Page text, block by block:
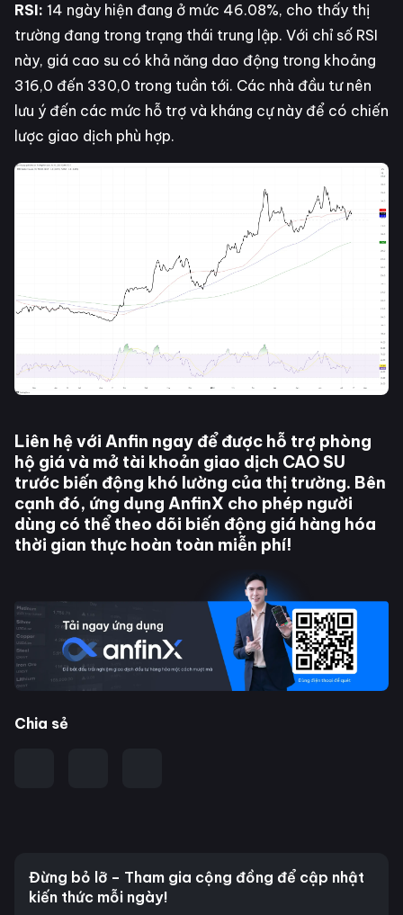
RSI: 14 ngày hiện đang ở mức 46.08%, cho thấy thị
trường đang trong trạng thái trung lập. Với chỉ số RSI
này, giá cao su có khả năng dao động trong khoảng
316,0 đến 330,0 trong tuần tới. Các nhà đầu tư nên
lưu ý đến các mức hỗ trợ và kháng cự này để có chiến
lược giao dịch phù hợp.
Liên hệ với Anfin ngay để được hỗ trợ phòng
hộ giá và mở tài khoản giao dịch CAO SU
trước biến động khó lường của thị trường. Bên
cạnh đó, ứng dụng AnfinX cho phép người
dùng có thể theo dõi biến động giá hàng hóa
thời gian thực hoàn toàn miễn phí!
Chia sẻ
Đừng bỏ lỡ – Tham gia cộng đồng để cập nhật
kiến thức mỗi ngày!